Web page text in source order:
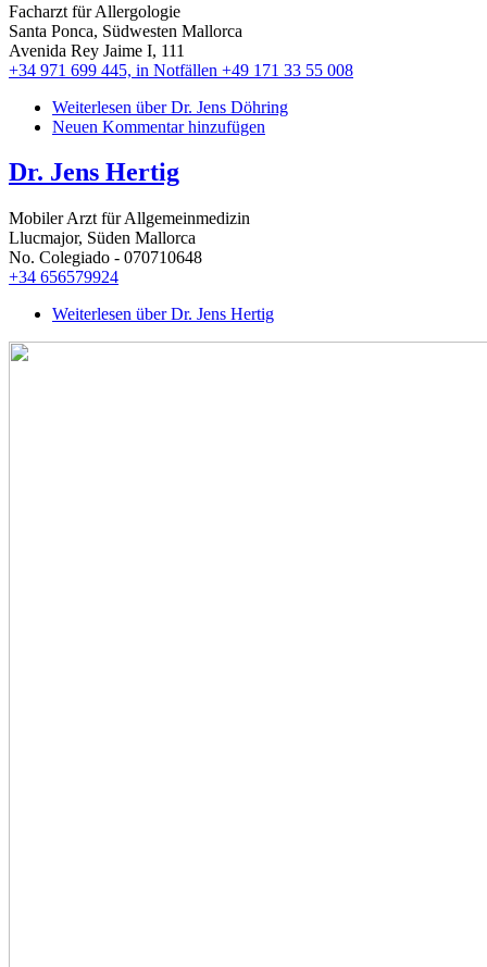
Facharzt für Allergologie
Santa Ponca, Südwesten Mallorca
Avenida Rey Jaime I, 111
+34 971 699 445, in Notfällen +49 171 33 55 008
Weiterlesen über Dr. Jens Döhring
Neuen Kommentar hinzufügen
Dr. Jens Hertig
Mobiler Arzt für Allgemeinmedizin
Llucmajor, Süden Mallorca
No. Colegiado - 070710648
+34 656579924
Weiterlesen über Dr. Jens Hertig